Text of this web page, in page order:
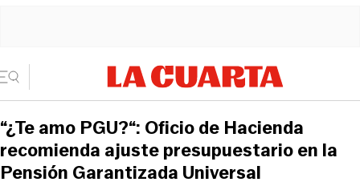
“¿Te amo PGU?“: Oficio de Hacienda
recomienda ajuste presupuestario en la
Pensión Garantizada Universal